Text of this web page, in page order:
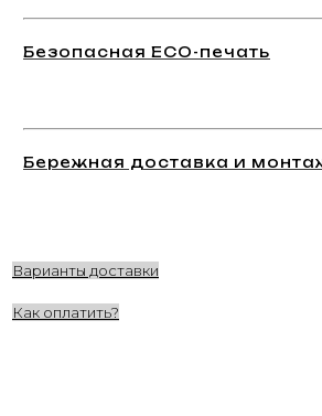
Безопасная ECO-печать
Бережная доставка и
Варианты доставки
Как оплатить?